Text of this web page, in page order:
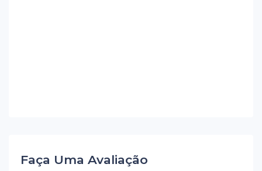
Faça Uma Avaliação